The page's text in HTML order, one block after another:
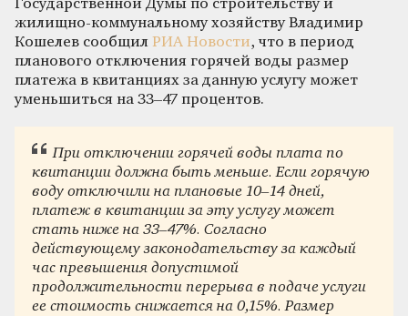
Государственной Думы по строительству и
жилищно-коммунальному хозяйству Владимир
Кошелев сообщил РИА Новости, что в период
планового отключения горячей воды размер
платежа в квитанциях за данную услугу может
уменьшиться на 33–47 процентов.
При отключении горячей воды плата по
квитанции должна быть меньше. Если горячую
воду отключили на плановые 10–14 дней,
платеж в квитанции за эту услугу может
стать ниже на 33–47%. Согласно
действующему законодательству за каждый
час превышения допустимой
продолжительности перерыва в подаче услуги
ее стоимость снижается на 0,15%. Размер